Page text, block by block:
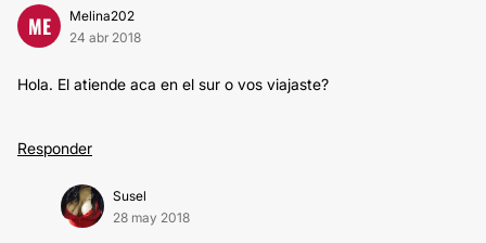
ME
Melina202
24 abr 2018
Hola. El atiende aca en el sur o vos viajaste?
Responder
Susel
28 may 2018